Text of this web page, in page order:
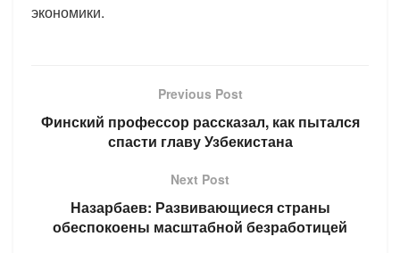
экономики.
Previous Post
Финский профессор рассказал, как пытался
спасти главу Узбекистана
Next Post
Назарбаев: Развивающиеся страны
обеспокоены масштабной безработицей